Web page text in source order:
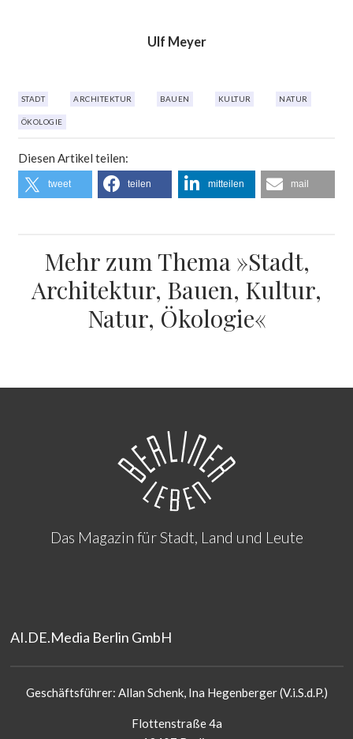
Ulf Meyer
STADT ARCHITEKTUR BAUEN KULTUR NATUR
ÖKOLOGIE
Diesen Artikel teilen:
tweet teilen mitteilen mail
Mehr zum Thema »Stadt,
Architektur, Bauen, Kultur,
Natur, Ökologie«
Das Magazin für Stadt, Land und Leute
AI.DE.Media Berlin GmbH
Geschäftsführer: Allan Schenk, Ina Hegenberger (V.i.S.d.P.)
Flottenstraße 4a